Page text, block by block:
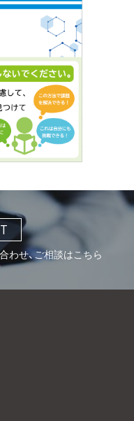
わせ、ご相談はこちら